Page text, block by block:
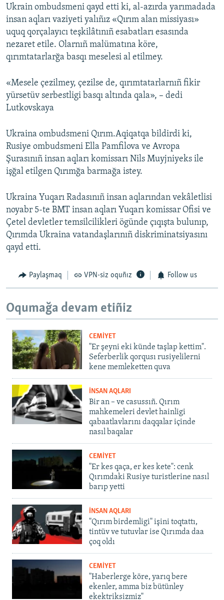
Ukrain ombudsmeni qayd etti ki, al-azırda yarımadada
insan aqları vaziyeti yalıñız «Qırım alan missiyası»
uquq qorçalayıcı teşkilâtınıñ esabatları esasında
nezaret etile. Olarnıñ malümatına köre,
qırımtatarlarğa basqı meselesi al etilmey.
«Mesele çezilmey, çezilse de, qırımtatarlarnıñ fikir
yürsetüv serbestligi basqı altında qala», – dedi
Lutkovskaya
Ukraina ombudsmeni Qırım.Aqiqatqa bildirdi ki,
Rusiye ombudsmeni Ella Pamfilova ve Avropa
Şurasınıñ insan aqları komissarı Nils Muyjniyeks ile
işğal etilgen Qırımğa barmağa istey.
Ukraina Yuqarı Radasınıñ insan aqlarından vekâletlisi
noyabr 5-te BMT insan aqları Yuqarı komissar Ofisi ve
Çetel devletler temsilcilikleri ögünde çıqışta bulunıp,
Qırımda Ukraina vatandaşlarınıñ diskriminatsiyasını
qayd etti.
Paylaşmaq VPN-siz oquñız Follow us
Oqumağa devam etiñiz
CEMİYET
"Er şeyni eki künde taşlap kettim".
Seferberlik qorqusı rusiyelilerni
kene memleketten quva
İNSAN AQLARI
Bir an – ve casussıñ. Qırım
mahkemeleri devlet hainligi
qabaatlavlarını daqqalar içinde
nasıl baqalar
CEMİYET
"Er kes qaça, er kes kete": cenk
Qırımdaki Rusiye turistlerine nasıl
barıp yetti
İNSAN AQLARI
"Qırım birdemligi" işini toqtattı,
tintüv ve tutuvlar ise Qırımda daa
çoq oldı
CEMİYET
"Haberlerge köre, yarıq bere
ekenler, amma biz bütünley
ekektriksizmiz"